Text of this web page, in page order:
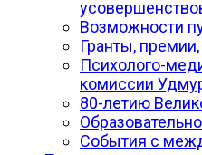
Возможности
Гранты,
Психолого-
комиссии
80-летию
События с